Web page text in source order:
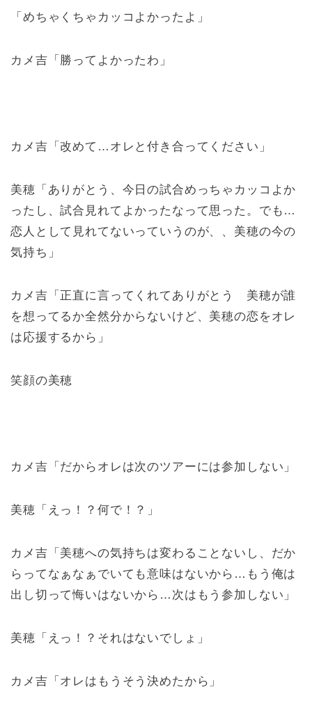
「めちゃくちゃカッコよかったよ」
カメ吉「勝ってよかったわ」
カメ吉「改めて…オレと付き合ってください」
美穂「ありがとう、今日の試合めっちゃカッコよか
ったし、試合見れてよかったなって思った。でも…
恋人として見れてないっていうのが、、美穂の今の
気持ち」
カメ吉「正直に言ってくれてありがとう 美穂が誰
を想ってるか全然分からないけど、美穂の恋をオレ
は応援するから」
笑顔の美穂
カメ吉「だからオレは次のツアーには参加しない」
美穂「えっ！？何で！？」
カメ吉「美穂への気持ちは変わることないし、だか
らってなぁなぁでいても意味はないから…もう俺は
出し切って悔いはないから…次はもう参加しない」
美穂「えっ！？それはないでしょ」
カメ吉「オレはもうそう決めたから」